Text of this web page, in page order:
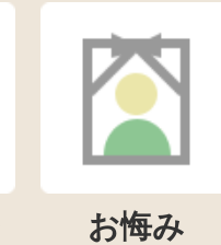
お悔み